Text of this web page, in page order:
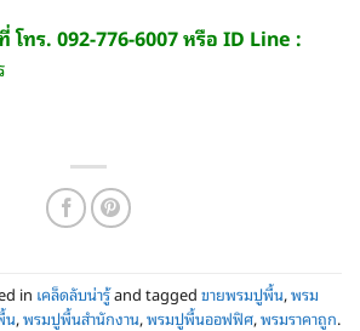
โทร. 092-776-6007 หรือ ID Line :
in เคล็ดลับน่ารู้and tagged ขายพรมปูพื้น,พรม
น,พรมปูพื้นสำนักงาน,พรมปูพื้นออฟฟิศ,พรมราคาถูก.